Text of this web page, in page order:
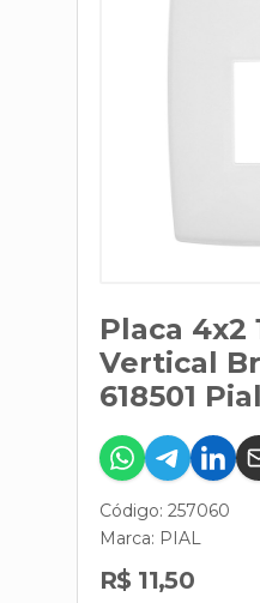
Placa 4x2
Vertical
618501
Código: 257060
Marca: PIAL
R$ 11,50